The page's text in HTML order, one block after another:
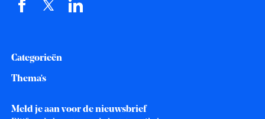
Categorieën
Thema's
Meld je aan voor de nieuwsbrief